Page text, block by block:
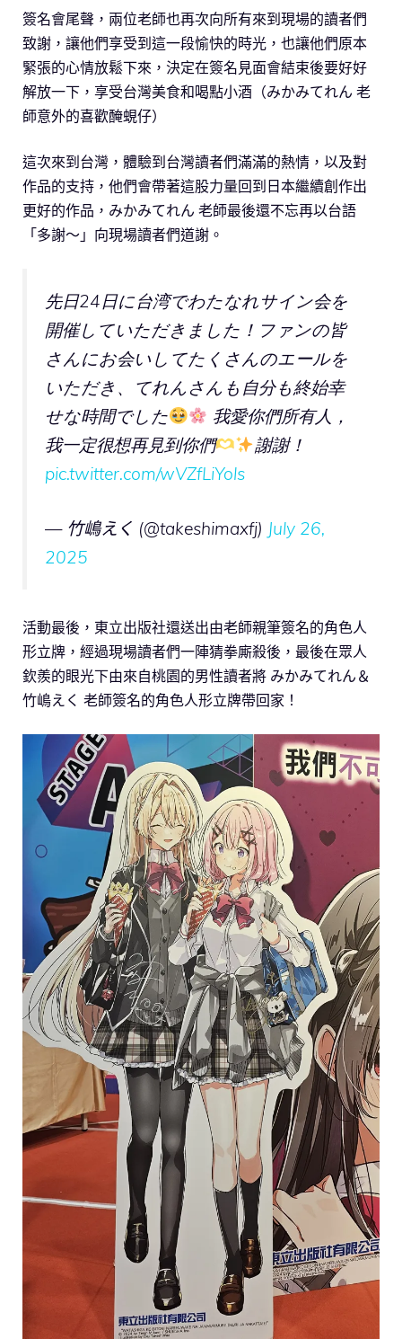
簽名會尾聲，兩位老師也再次向所有來到現場的讀者們
致謝，讓他們享受到這一段愉快的時光，也讓他們原本
緊張的心情放鬆下來，決定在簽名見面會結束後要好好
解放一下，享受台灣美食和喝點小酒（みかみてれん 老
師意外的喜歡醃蜆仔）
這次來到台灣，體驗到台灣讀者們滿滿的熱情，以及對
作品的支持，他們會帶著這股力量回到日本繼續創作出
更好的作品，みかみてれん 老師最後還不忘再以台語
「多謝～」向現場讀者們道謝。
先日24日に台湾でわたなれサイン会を
開催していただきました！ファンの皆
さんにお会いしてたくさんのエールを
いただき、てれんさんも自分も終始幸
せな時間でした
我愛你們所有人，
我一定很想再見到你們
謝謝！
pic.twitter.com/wVZfLiYols
— 竹嶋えく (@takeshimaxfj) July 26,
2025
活動最後，東立出版社還送出由老師親筆簽名的角色人
形立牌，經過現場讀者們一陣猜拳廝殺後，最後在眾人
欽羨的眼光下由來自桃園的男性讀者將 みかみてれん＆
竹嶋えく 老師簽名的角色人形立牌帶回家！